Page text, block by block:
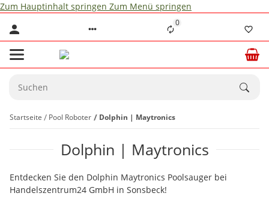
Zum Hauptinhalt springen Zum Menü springen
0
Startseite Pool Roboter Dolphin | Maytronics
Dolphin | Maytronics
Entdecken Sie den Dolphin Maytronics Poolsauger bei
Handelszentrum24 GmbH in Sonsbeck!